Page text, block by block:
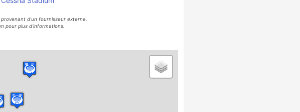
d'un fournisseur externe.
pour plus d'informations.